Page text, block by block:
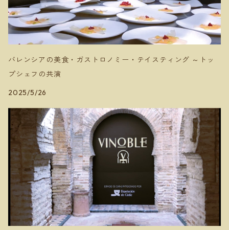
バレンシアの美食・ガストロノミー・テイスティング ～トッ
プシェフの共演
2025/5/26